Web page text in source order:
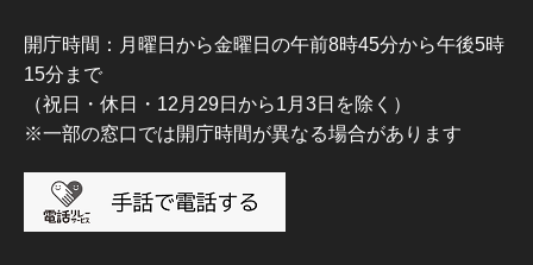
開庁時間：月曜日から金曜日の午前8時45分から午後5時
15分まで
（祝日・休日・12月29日から1月3日を除く）
※一部の窓口では開庁時間が異なる場合があります